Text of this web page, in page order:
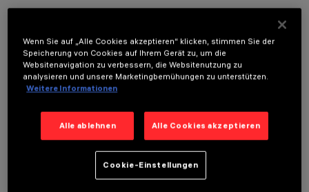
OPTIONALE KOMPONENTEN
TECHNISCHE DATEN
Wenn Sie auf „Alle Cookies akzeptieren“ klicken, stimmen Sie der
Speicherung von Cookies auf Ihrem Gerät zu, um die
Websitenavigation zu verbessern, die Websitenutzung zu
analysieren und unsere Marketingbemühungen zu unterstützen.
Weitere Informationen
Alle ablehnen Alle Cookies akzeptieren
Cookie-Einstellungen